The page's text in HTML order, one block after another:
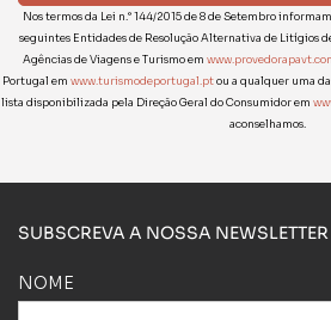
Nos termos da Lei n.° 144/2015 de 8 de Setembro
seguintes Entidades de Resolução Alternativa de Litígios
Agências de Viagens e Turismo em
Portugal em www.turismodeportugal.ptou a qualquer uma
lista disponibilizada pela Direção Geral do Consumidor em
aconselhamos.
SUBSCREVA A NOSSA NEWSLETTER
NOME